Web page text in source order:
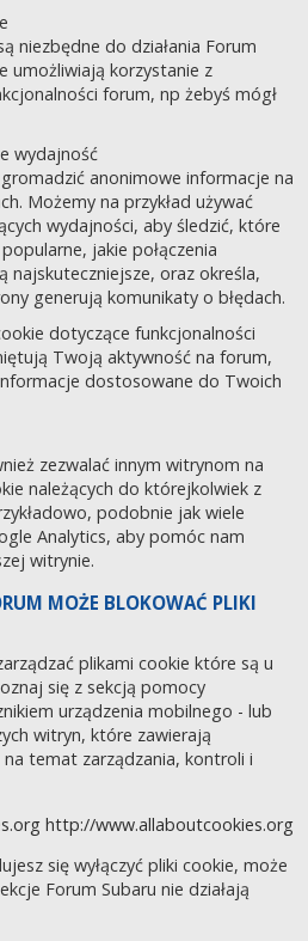
niezbędne do działania Forum
umożliwiają korzystanie z
forum, np żebyś mógł
wydajność
anonimowe informacje na
Możemy na przykład używać
wydajności, aby śledzić, które
jakie połączenia
najskuteczniejsze, oraz określa,
generują komunikaty o błędach.
dotyczące funkcjonalności
Twoją aktywność na forum,
dostosowane do Twoich
zezwalać innym witrynom na
należących do którejkolwiek z
podobnie jak wiele
Analytics, aby pomóc nam
witrynie.
MOŻE BLOKOWAĆ PLIKI
plikami cookie które są u
się z sekcją pomocy
urządzenia mobilnego - lub
witryn, które zawierają
temat zarządzania, kontroli i
http://www.allaboutcookies.org
się wyłączyć pliki cookie, może
Forum Subaru nie działają